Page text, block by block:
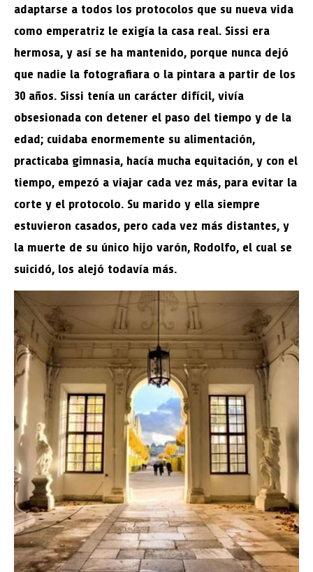
adaptarse a todos los protocolos que su nueva vida
como emperatriz le exigía la casa real. Sissi era
hermosa, y así se ha mantenido, porque nunca dejó
que nadie la fotografiara o la pintara a partir de los
30 años. Sissi tenía un carácter difícil, vivía
obsesionada con detener el paso del tiempo y de la
edad; cuidaba enormemente su alimentación,
practicaba gimnasia, hacía mucha equitación, y con el
tiempo, empezó a viajar cada vez más, para evitar la
corte y el protocolo. Su marido y ella siempre
estuvieron casados, pero cada vez más distantes, y
la muerte de su único hijo varón, Rodolfo, el cual se
suicidó, los alejó todavía más.